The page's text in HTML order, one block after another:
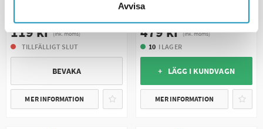
Avvisa
119 kr (ink. moms)
TILLFÄLLIGT SLUT
BEVAKA
MER INFORMATION
Luftfilter Briggs & Stratton
479 kr (ink. moms)
10 I LAGER
+ LÄGG I KUNDVAGN
MER INFORMATION